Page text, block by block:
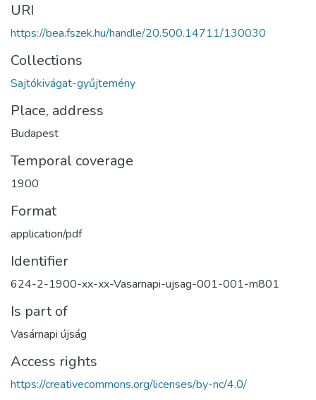
URI
https://bea.fszek.hu/handle/20.500.14711/130030
Collections
Sajtókivágat-gyűjtemény
Place, address
Budapest
Temporal coverage
1900
Format
application/pdf
Identifier
624-2-1900-xx-xx-Vasarnapi-ujsag-001-001-m801
Is part of
Vasárnapi újság
Access rights
https://creativecommons.org/licenses/by-nc/4.0/